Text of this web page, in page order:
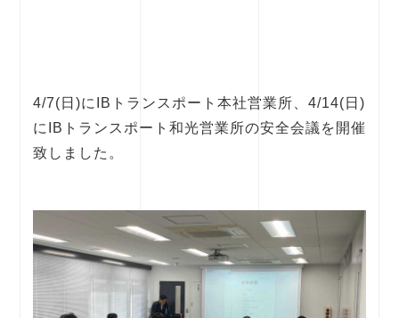
4/7(日)にIBトランスポート本社営業所、4/14(日)
にIBトランスポート和光営業所の安全会議を開催
致しました。